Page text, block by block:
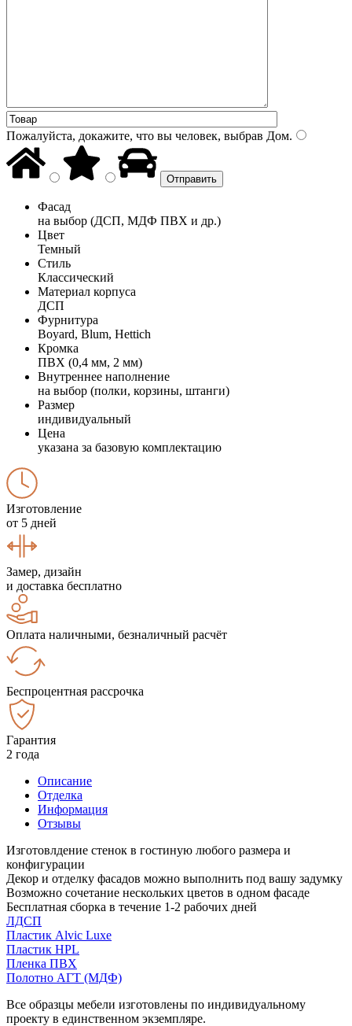
Пожалуйста, докажите, что вы человек, выбрав Дом.
Фасад
на выбор (ДСП, МДФ ПВХ и др.)
Цвет
Темный
Стиль
Классический
Материал корпуса
ДСП
Фурнитура
Boyard, Blum, Hettich
Кромка
ПВХ (0,4 мм, 2 мм)
Внутреннее наполнение
на выбор (полки, корзины, штанги)
Размер
индивидуальный
Цена
указана за базовую комплектацию
Изготовление
от 5 дней
Замер, дизайн
и доставка бесплатно
Оплата наличными, безналичный расчёт
Беспроцентная рассрочка
Гарантия
2 года
Описание
Отделка
Информация
Отзывы
Изготовлдение стенок в гостиную любого размера и
конфигурации
Декор и отделку фасадов можно выполнить под вашу задумку
Возможно сочетание нескольких цветов в одном фасаде
Бесплатная сборка в течение 1-2 рабочих дней
ЛДСП
Пластик Alvic Luxe
Пластик HPL
Пленка ПВХ
Полотно АГТ (МДФ)
Все образцы мебели изготовлены по индивидуальному
проекту в единственном экземпляре.